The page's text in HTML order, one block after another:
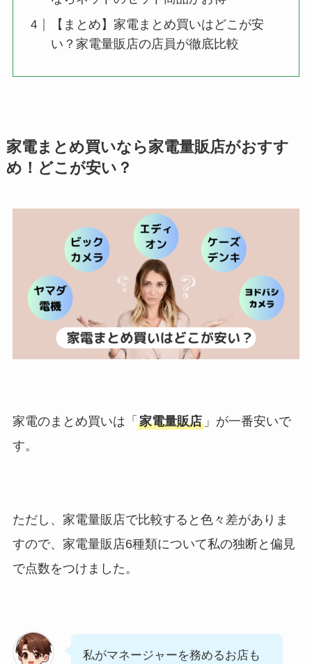
【まとめ】家電まとめ買いはどこが安
い？家電量販店の店員が徹底比較
家電まとめ買いなら家電量販店がおすす
め！どこが安い？
家電のまとめ買いは「 家電量販店」が一番安いで
す。
ただし、家電量販店で比較すると色々差がありま
すので、家電量販店6種類について私の独断と偏見
で点数をつけました。
私がマネージャーを務めるお店も